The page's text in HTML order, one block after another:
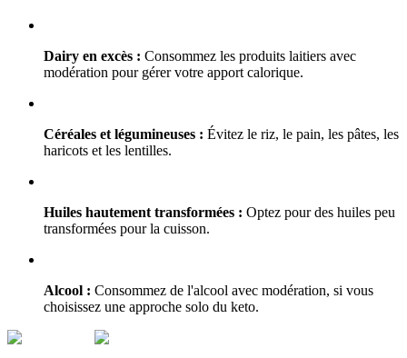
Dairy en excès : Consommez les produits laitiers avec
modération pour gérer votre apport calorique.
Céréales et légumineuses : Évitez le riz, le pain, les pâtes, les
haricots et les lentilles.
Huiles hautement transformées : Optez pour des huiles peu
transformées pour la cuisson.
Alcool : Consommez de l'alcool avec modération, si vous
choisissez une approche solo du keto.